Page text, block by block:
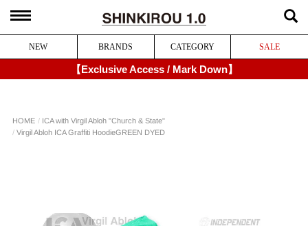
NEW BRANDS CATEGORY SALE
【Exclusive Access / Mark Down】
HOME ICA with Virgil Abloh "Church & State"
Virgil Abloh ICA Graffiti HoodieGREEN DYED